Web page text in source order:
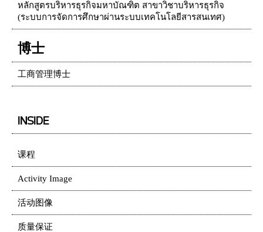
หลักสูตรบริหารธุรกิจมหาบัณฑิต สาขาวิชาบริหารธุรกิจ
(ระบบการจัดการศึกษาผ่านระบบเทคโนโลยีสารสนเทศ)
博士
工商管理博士
INSIDE
课程
Activity Image
活动图像
质量保证